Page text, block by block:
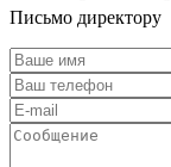
Письмо директору